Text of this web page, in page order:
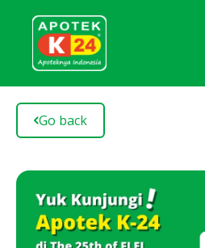
Go back